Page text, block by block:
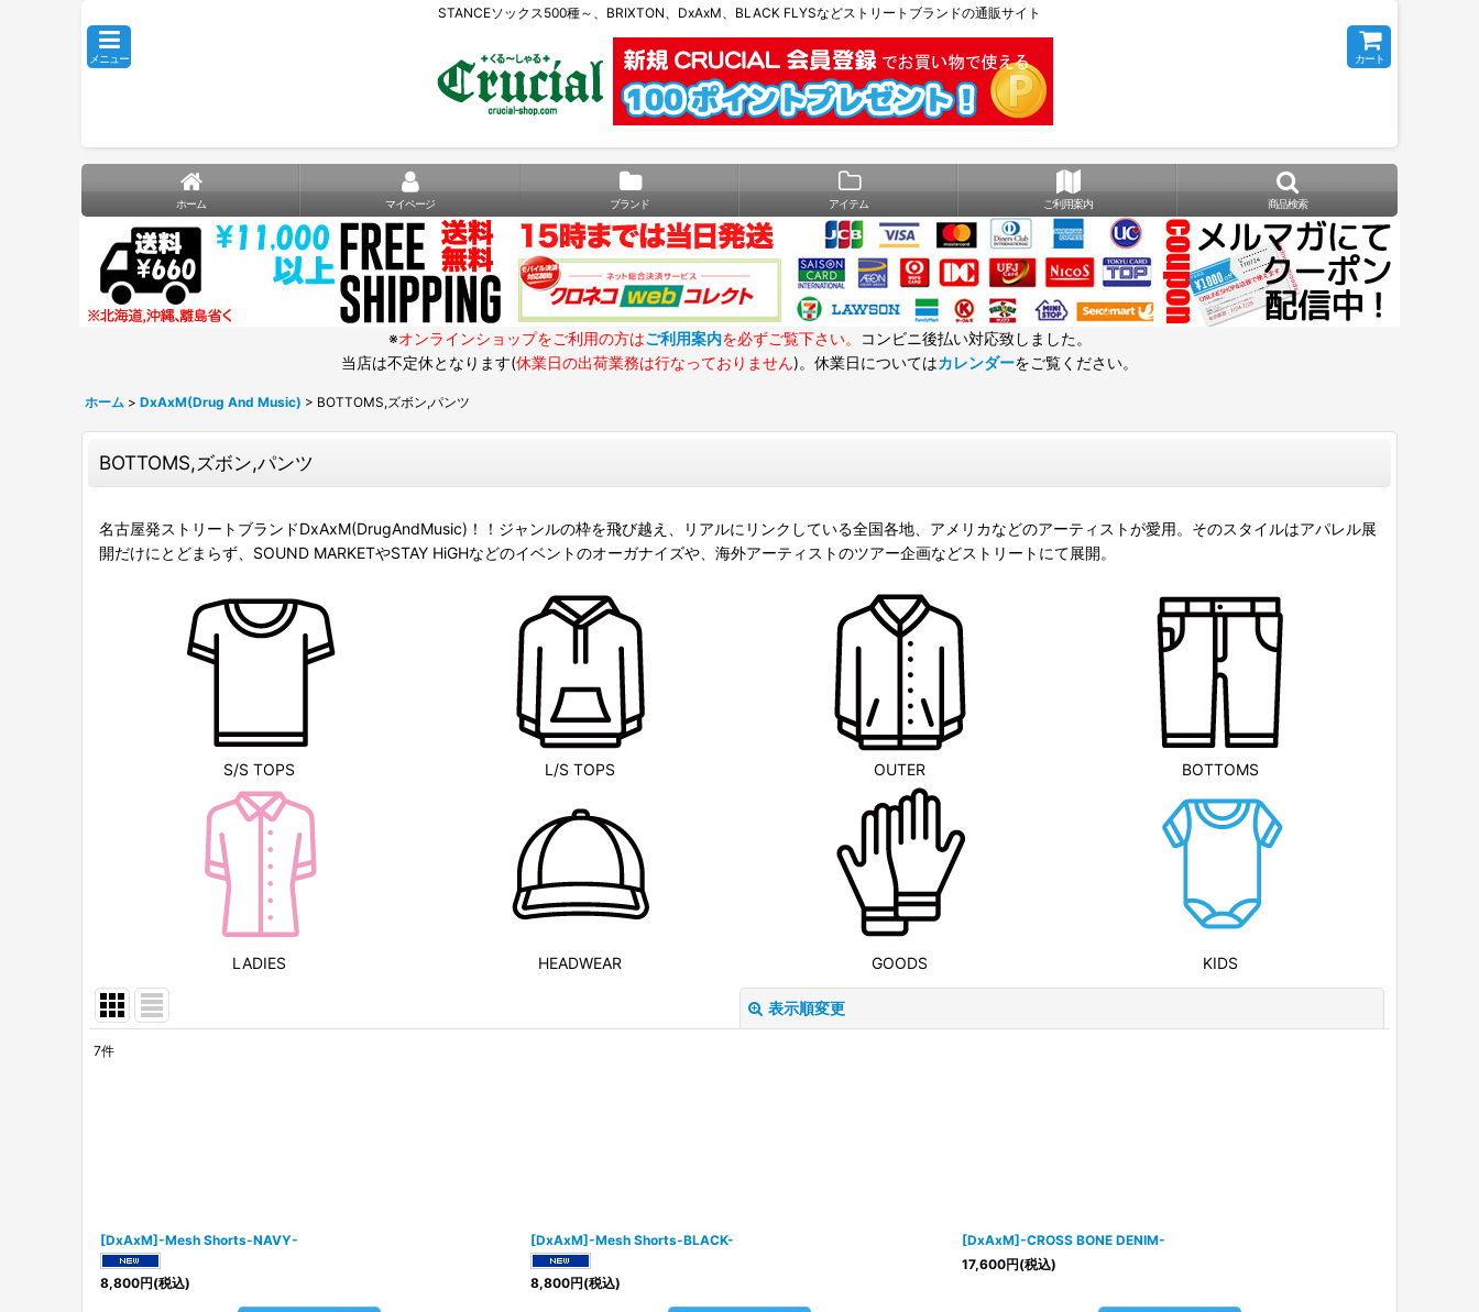
STANCEソックス500種～、BRIXTON、DxAxM、BLACK FLYSなどストリートブランドの通販サイト
メニュー カート
ホーム マイページ ブランド アイテム ご利用案内 商品検索
※オンラインショップをご利用の方はご利用案内を必ずご覧下さい。
コンビニ後払い対応致しました。
当店は不定休となります(休業日の出荷業務は行なっておりません)。休業日についてはカレンダーをご覧ください。
ホーム > DxAxM(Drug And Music) > BOTTOMS,ズボン,パンツ
BOTTOMS,ズボン,パンツ
名古屋発ストリートブランドDxAxM(DrugAndMusic)！！ジャンルの枠を飛び越え、リアルにリンクしている全国各地、アメリカなどのアーティストが愛用。そのスタイルはアパレル展
開だけにとどまらず、SOUND MARKETやSTAY HiGHなどのイベントのオーガナイズや、海外アーティストのツアー企画などストリートにて展開。
S/S TOPS L/S TOPS OUTER BOTTOMS
LADIES HEADWEAR GOODS KIDS
表示順変更
7件
[DxAxM]-Mesh Shorts-NAVY-
8,800円(税込)
[DxAxM]-Mesh Shorts-BLACK-
8,800円(税込)
[DxAxM]-CROSS BONE DENIM-
17,600円(税込)